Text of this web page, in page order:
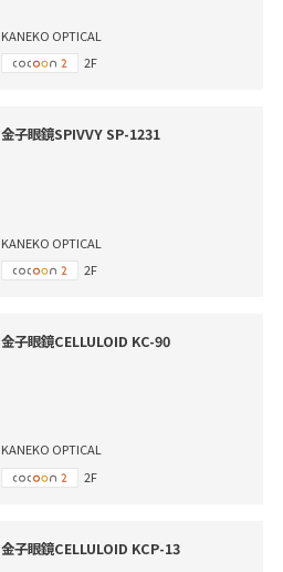
KANEKO OPTICAL
2F
金子眼鏡SPIVVY SP-1231
KANEKO OPTICAL
2F
金子眼鏡CELLULOID KC-90
KANEKO OPTICAL
2F
金子眼鏡CELLULOID KCP-13